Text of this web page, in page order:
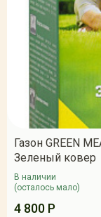
Газон GREEN
Зеленый ковер
В наличии
(осталось мало)
4 800 Р